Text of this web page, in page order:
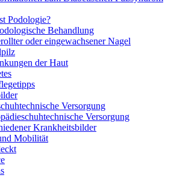
Podologie?
Behandlung
oder eingewachsener Nagel
der Haut
Versorgung
Versorgung
Krankheitsbilder
Mobilität